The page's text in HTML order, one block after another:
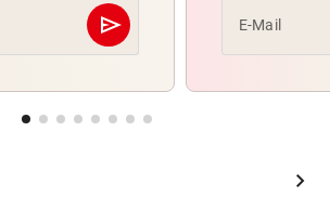
send
Abschicken E-Mail
chevron_right